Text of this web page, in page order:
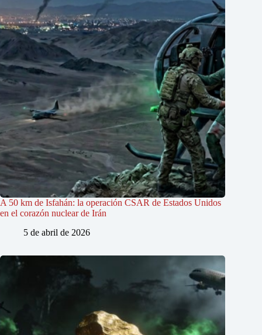
A 50 km de Isfahán: la operación CSAR de Estados Unidos
en el corazón nuclear de Irán
5 de abril de 2026